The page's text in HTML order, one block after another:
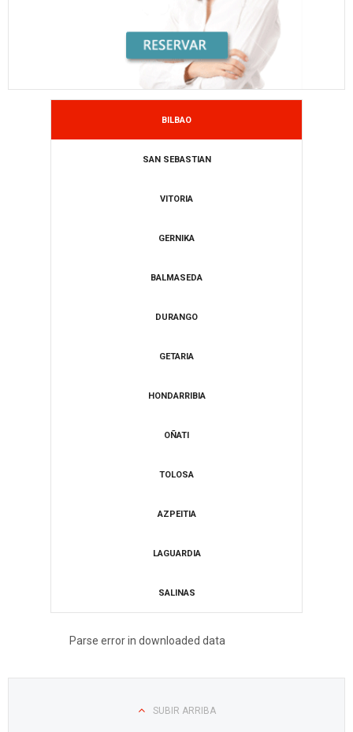
BILBAO
SAN SEBASTIAN
VITORIA
GERNIKA
BALMASEDA
DURANGO
​GETARIA
HONDARRIBIA
​OÑATI
​TOLOSA
​AZPEITIA
LAGUARDIA
​SALINAS
Parse error in downloaded data
SUBIR ARRIBA